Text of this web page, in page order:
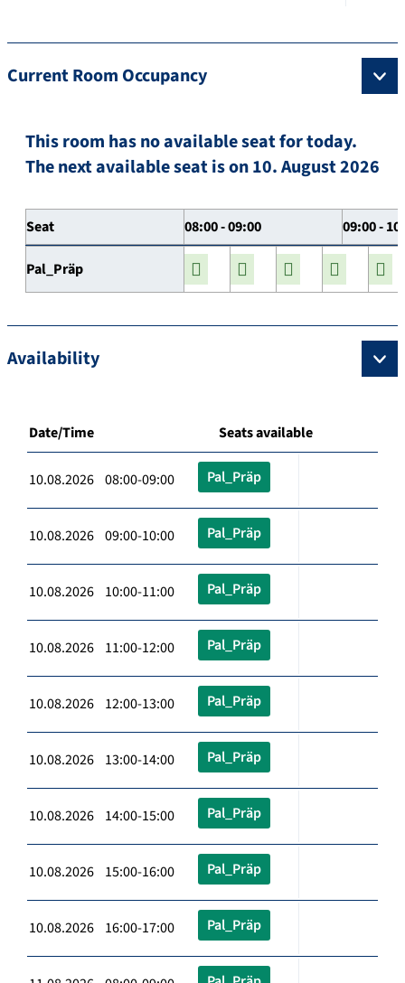
Current Room Occupancy
This room has no available seat for today.
The next available seat is on 10. August 2026
Seat 08:00 - 09:00 09:00 -
Pal_Präp
Availability
Date/Time Seats available
10.08.2026 08:00-09:00 Pal_Präp
10.08.2026 09:00-10:00 Pal_Präp
10.08.2026 10:00-11:00 Pal_Präp
10.08.2026 11:00-12:00 Pal_Präp
10.08.2026 12:00-13:00 Pal_Präp
10.08.2026 13:00-14:00 Pal_Präp
10.08.2026 14:00-15:00 Pal_Präp
10.08.2026 15:00-16:00 Pal_Präp
10.08.2026 16:00-17:00 Pal_Präp